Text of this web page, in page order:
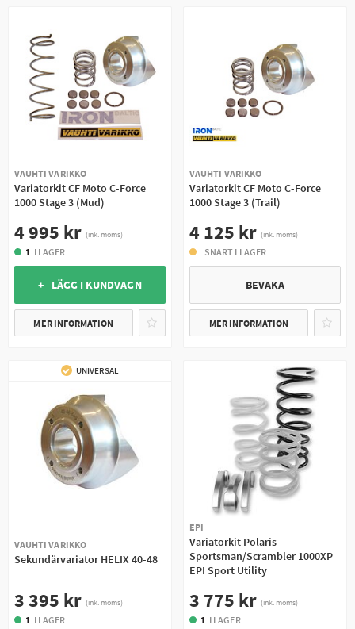
VAUHTI VARIKKO
Variatorkit CF Moto C-Force
1000 Stage 3 (Mud)
4 995 kr (ink. moms)
1 I LAGER
+ LÄGG I KUNDVAGN
MER INFORMATION
VAUHTI VARIKKO
Variatorkit CF Moto C-Force
1000 Stage 3 (Trail)
4 125 kr (ink. moms)
SNART I LAGER
BEVAKA
MER INFORMATION
UNIVERSAL
VAUHTI VARIKKO
Sekundärvariator HELIX 40-48
3 395 kr (ink. moms)
1 I LAGER
EPI
Variatorkit Polaris
Sportsman/Scrambler 1000XP
EPI Sport Utility
3 775 kr (ink. moms)
1 I LAGER